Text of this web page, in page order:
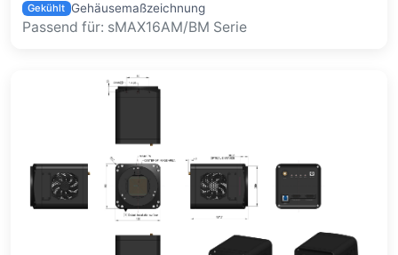
Gekühlt Gehäusemaßzeichnung
Passend für: sMAX16AM/BM Serie